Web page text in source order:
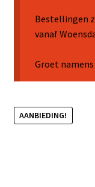
Bestellingen
vanaf
Groet
AANBIEDING!